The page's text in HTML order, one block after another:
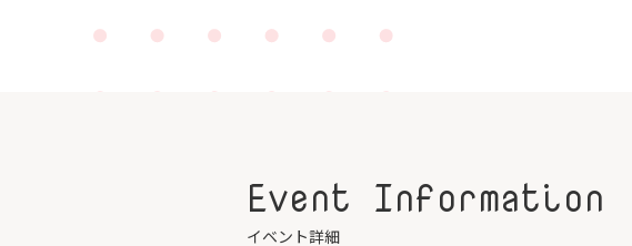
Event Information
イベント詳細